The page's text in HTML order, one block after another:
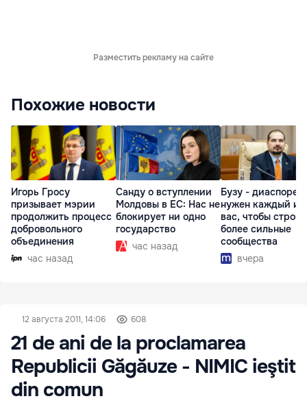
Разместить рекламу на сайте
Похожие новости
Игорь Гросу
призывает мэрии
продолжить процесс
добровольного
объединения
час назад
Санду о вступлении
Молдовы в ЕС: Нас не
блокирует ни одно
государство
час назад
Бузу - диаспоре:
нужен каждый из
вас, чтобы
более сильные
сообщества
вчера
12 августа 2011, 14:06 608
21 de ani de la proclamarea
Republicii Găgăuze - NIMIC ieştit
din comun